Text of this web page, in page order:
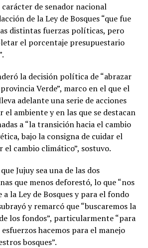
carácter de senador nacional
de la Ley de Bosques “que fue
distintas fuerzas políticas, pero
el porcentaje presupuestario
la decisión política de “abrazar
Verde”, marco en el que el
adelante una serie de acciones
el ambiente y en las que se destacan
a “la transición hacia el cambio
bajo la consigna de cuidar el
cambio climático”, sostuvo.
Jujuy sea una de las dos
que menos deforestó, lo que “nos
la Ley de Bosques y para el fondo
y remarcó que “buscaremos la
los fondos”, particularmente “para
hacemos para el manejo
bosques”.